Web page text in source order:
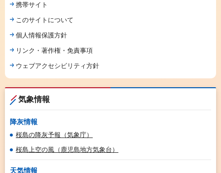
携帯サイト
このサイトについて
個人情報保護方針
リンク・著作権・免責事項
ウェブアクセシビリティ方針
気象情報
降灰情報
桜島の降灰予報（気象庁）
桜島上空の風（鹿児島地方気象台）
天気情報